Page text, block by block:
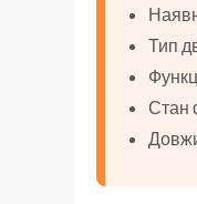
Тип
Стан